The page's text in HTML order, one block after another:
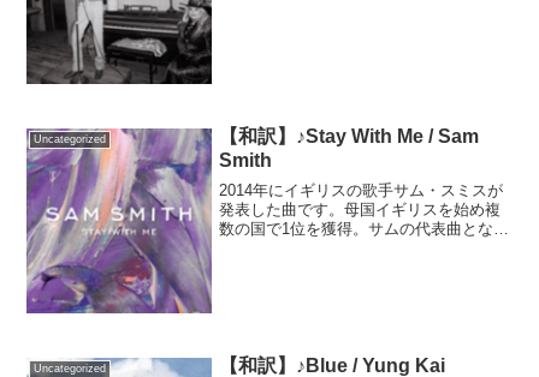
Uncategorized
【和訳】♪Stay With Me / Sam
Smith
2014年にイギリスの歌手サム・スミスが
発表した曲です。母国イギリスを始め複
数の国で1位を獲得。サムの代表曲となり
Uncategorized 【和訳】♪Blue / Yung Kai